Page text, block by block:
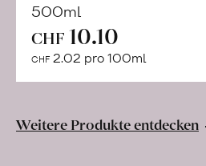
500ml
CHF 10.10
CHF 2.02 pro 100ml
Weitere Produkte entdecken